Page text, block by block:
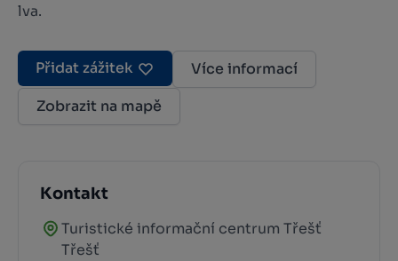
lva.
Přidat zážitek
Více informací
Zobrazit na mapě
Kontakt
Turistické informační centrum Třešť
Třešť